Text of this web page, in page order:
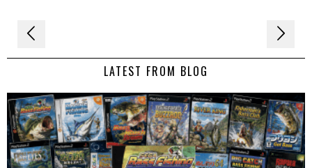
Navigation
de LATEST FROM BLOG